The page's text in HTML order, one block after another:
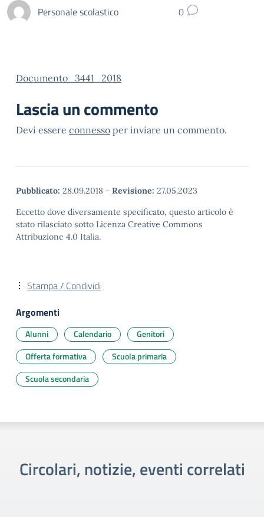
Personale scolastico 0
Documento_3441_2018
Lascia un commento
Devi essere connesso per inviare un commento.
Pubblicato: 28.09.2018 - Revisione: 27.05.2023
Eccetto dove diversamente specificato, questo articolo è
stato rilasciato sotto Licenza Creative Commons
Attribuzione 4.0 Italia.
Stampa / Condividi
Argomenti
Alunni Calendario
Genitori
Offerta formativa
Scuola primaria
Scuola secondaria
Circolari, notizie, eventi correlati